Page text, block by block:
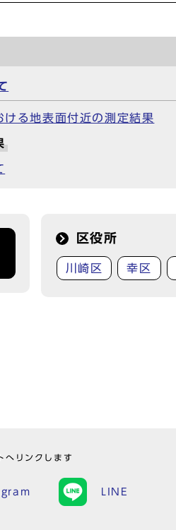
ける地表面付近の測定結果
区役所
川崎区 幸区
へリンクします
LINE